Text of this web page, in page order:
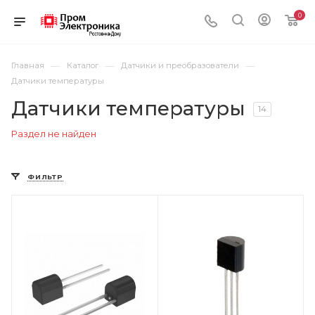
0
Главная — Каталог — Датчики и преобразователи —
Датчики температуры
Датчики температуры 14
Раздел не найден
ФИЛЬТР